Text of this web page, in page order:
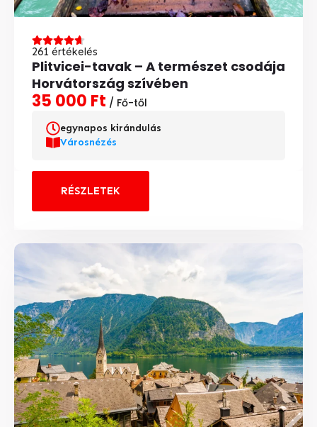
261 értékelés
Plitvicei-tavak – A természet csodája
Horvátország szívében
35 000 Ft / Fő-től
egynapos kirándulás
Városnézés
RÉSZLETEK